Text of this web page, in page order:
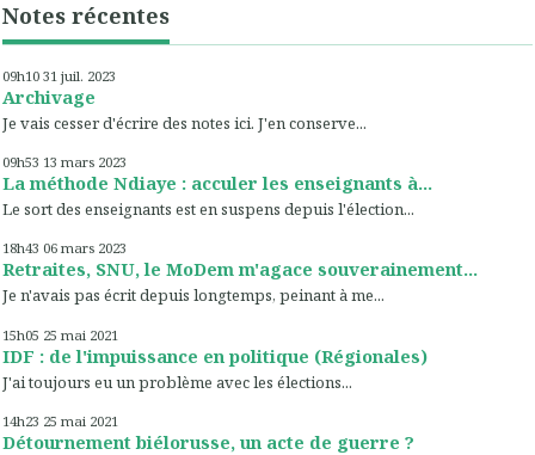
Notes récentes
09h10 31 juil. 2023
Archivage
Je vais cesser d'écrire des notes ici. J'en conserve...
09h53 13 mars 2023
La méthode Ndiaye : acculer les enseignants à...
Le sort des enseignants est en suspens depuis l'élection...
18h43 06 mars 2023
Retraites, SNU, le MoDem m'agace souverainement...
Je n'avais pas écrit depuis longtemps, peinant à me...
15h05 25 mai 2021
IDF : de l'impuissance en politique (Régionales)
J'ai toujours eu un problème avec les élections...
14h23 25 mai 2021
Détournement biélorusse, un acte de guerre ?